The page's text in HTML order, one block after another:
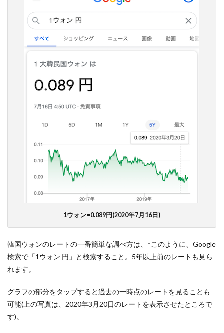
は1ウ
ォン=
0.09
円
1.2
ウォ
紙幣
1.3
と1日
の両
の目
まず
論。
韓国
ウォ
ンの
すめ
方法
1ウォン=0.089円(2020年7月16日)
韓国ウォンのレートの一番簡単な調べ方は、↑このように、Google
検索で「1ウォン 円」と検索すること。5年以上前のレートも見ら
れます。
グラフの部分をタップすると過去の一時点のレートを見ることも
可能(上の写真は、2020年3月20日のレートを表示させたところで
す)。